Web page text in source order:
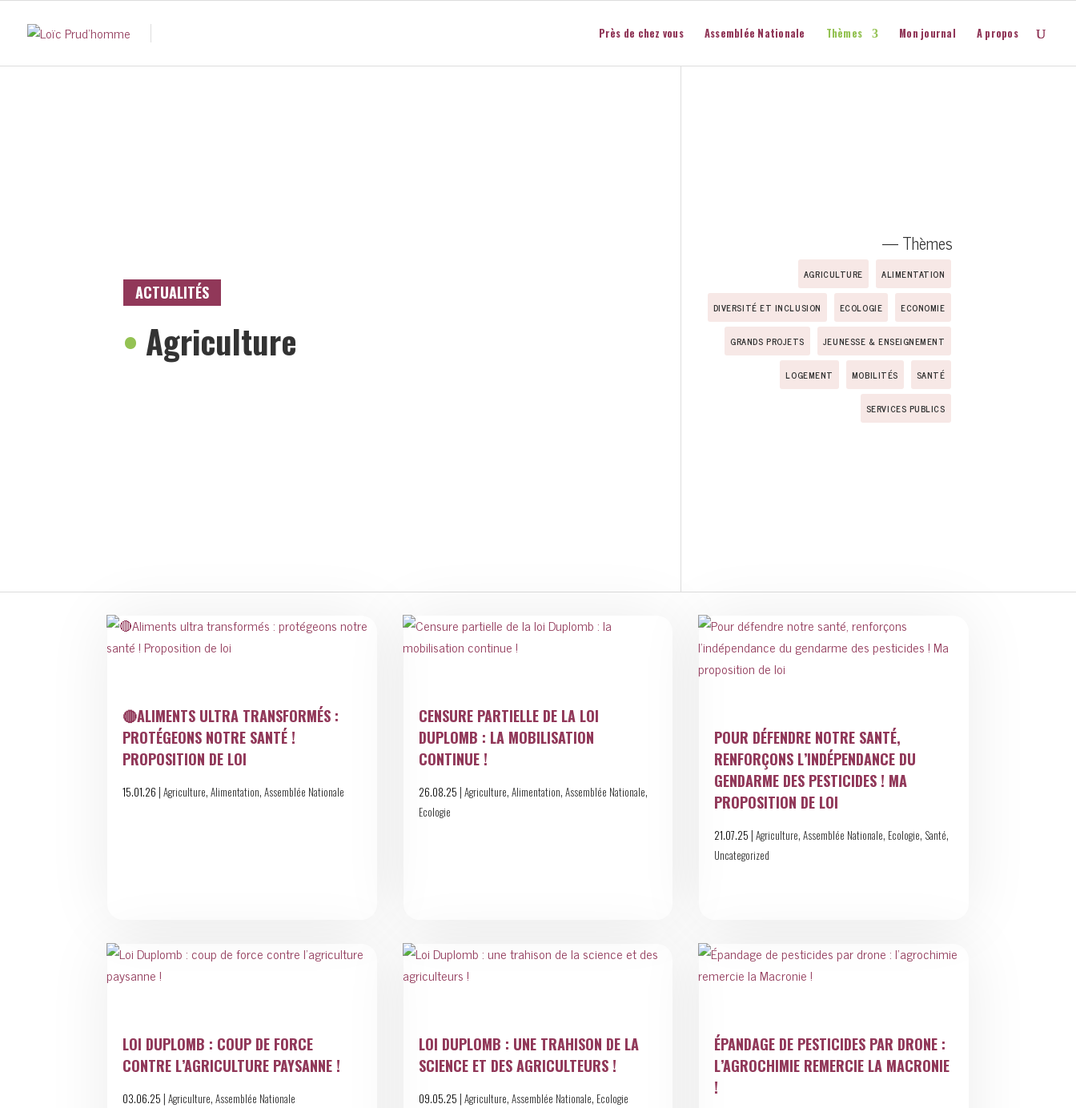
Près de chez vous Assemblée Nationale Thèmes Mon journal A propos
ACTUALITÉS
• Agriculture
— Thèmes
AGRICULTURE ALIMENTATION
DIVERSITÉ ET INCLUSION ECOLOGIE ECONOMIE
GRANDS PROJETS JEUNESSE & ENSEIGNEMENT
LOGEMENT MOBILITÉS SANTÉ
SERVICES PUBLICS
🔴ALIMENTS ULTRA TRANSFORMÉS :
PROTÉGEONS NOTRE SANTÉ !
PROPOSITION DE LOI
15.01.26 |Agriculture,Alimentation,Assemblée Nationale
LOI DUPLOMB : COUP DE FORCE
CONTRE L’AGRICULTURE PAYSANNE !
03.06.25 |Agriculture,Assemblée Nationale
CENSURE PARTIELLE DE LA LOI
DUPLOMB : LA MOBILISATION
CONTINUE !
26.08.25 | Agriculture, Alimentation, Assemblée Nationale,
Ecologie
LOI DUPLOMB : UNE TRAHISON DE LA
SCIENCE ET DES AGRICULTEURS !
09.05.25 | Agriculture, Assemblée Nationale, Ecologie
POUR DÉFENDRE NOTRE SANTÉ,
RENFORÇONS L’INDÉPENDANCE DU
GENDARME DES PESTICIDES ! MA
PROPOSITION DE LOI
21.07.25 | Agriculture, Assemblée Nationale, Ecologie, Santé,
Uncategorized
ÉPANDAGE DE PESTICIDES PAR DRONE :
L’AGROCHIMIE REMERCIE LA MACRONIE
!